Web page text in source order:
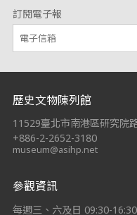
訂閱電子報
:::
歷史文物陳列館
11529臺北市南港區研究院
+886-2-2652-3180
museum@asihp.net
參觀資訊
每週三、六及日 09:30-16:30